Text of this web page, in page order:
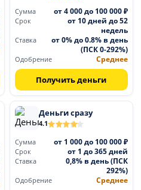
Сумма
от 4 000 до 100 000 ₽
Срок
от 10 дней до 52
недель
Ставка
от 0% до 0.8% в день
(ПСК 0-292%)
Одобрение Среднее
Получить деньги
Деньги сразу
4.1
Сумма от 1 000 до 100 000 ₽
Срок от 1 до 365 дней
Ставка
0,8% в день (ПСК
292%)
Одобрение Среднее